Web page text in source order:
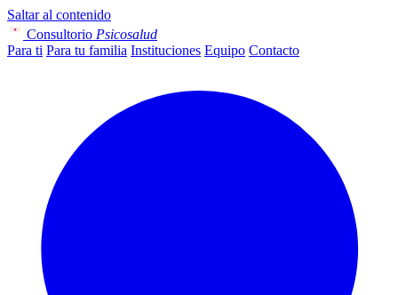
Saltar al contenido
Consultorio Psicosalud
Para ti Para tu familia Instituciones Equipo Contacto